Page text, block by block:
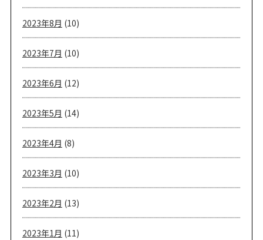
2023年8月 (10)
2023年7月 (10)
2023年6月 (12)
2023年5月 (14)
2023年4月 (8)
2023年3月 (10)
2023年2月 (13)
2023年1月 (11)